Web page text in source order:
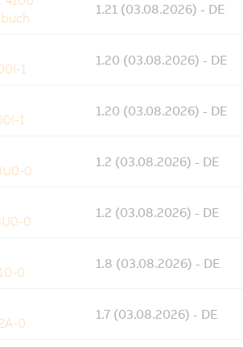
1.21 (03.08.2026) - DE
1
1.20 (03.08.2026) - DE
1
1.20 (03.08.2026) - DE
0
1.2 (03.08.2026) - DE
0
1.2 (03.08.2026) - DE
0
1.8 (03.08.2026) - DE
0
1.7 (03.08.2026) - DE